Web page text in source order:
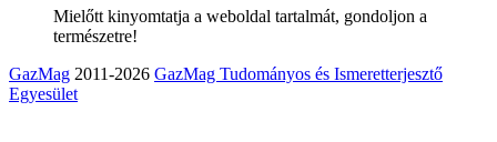
Mielőtt kinyomtatja a weboldal tartalmát, gondoljon a
természetre!
GazMag 2011-2026 GazMag Tudományos és Ismeretterjesztő
Egyesület